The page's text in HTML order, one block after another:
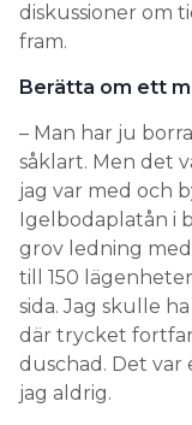
diskussioner om
fram.
Berätta om ett
– Man har ju
såklart. Men det
jag var med och
Igelbodaplatån i
grov ledning
till 150
sida. Jag skulle
där trycket
duschad. Det var
jag aldrig.